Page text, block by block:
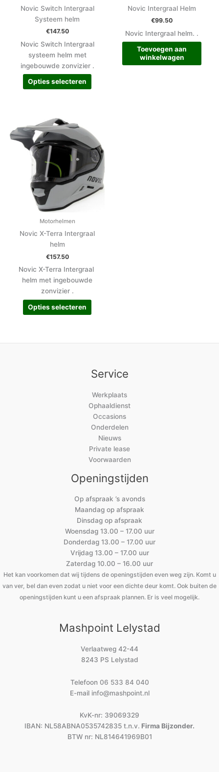
Novic Switch Intergraal
Systeem helm
€147.50
Novic Switch Intergraal
systeem helm met
ingebouwde zonvizier .
Opties selecteren
op
Novic Intergraal Helm
€99.50
Novic Intergraal helm. .
Toevoegen aan
winkelwagen
Motorhelmen
Novic X-Terra Intergraal
helm
€157.50
Novic X-Terra Intergraal
helm met ingebouwde
zonvizier .
Opties selecteren
product
heeft
meerdere
variaties.
Deze
optie
kan
op
Service
Werkplaats
Ophaaldienst
Occasions
Onderdelen
Nieuws
Private lease
Voorwaarden
Openingstijden
Op afspraak ’s avonds
Maandag op afspraak
Dinsdag op afspraak
Woensdag 13.00 – 17.00 uur
Donderdag 13.00 – 17.00 uur
Vrijdag 13.00 – 17.00 uur
Zaterdag 10.00 – 16.00 uur
Het kan voorkomen dat wij tijdens de openingstijden even weg zijn. Komt u
van ver, bel dan even zodat u niet voor een dichte deur komt. Ook buiten de
openingstijden kunt u een afspraak plannen. Er is veel mogelijk.
Mashpoint Lelystad
Verlaatweg 42-44
8243 PS Lelystad
Telefoon 06 533 84 040
E-mail info@mashpoint.nl
KvK-nr: 39069329
IBAN: NL58ABNA0535742835 t.n.v. Firma Bijzonder.
BTW nr: NL814641969B01